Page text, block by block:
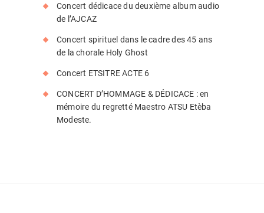
Concert dédicace du deuxième album audio
de l’AJCAZ
Concert spirituel dans le cadre des 45 ans
de la chorale Holy Ghost
Concert ETSITRE ACTE 6
CONCERT D’HOMMAGE & DÉDICACE : en
mémoire du regretté Maestro ATSU Etèba
Modeste.